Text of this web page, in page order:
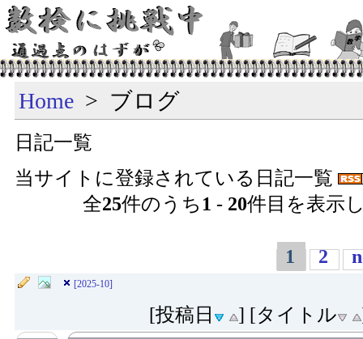
Home > ブログ
日記一覧
当サイトに登録されている日記一覧
全25件のうち 1 - 20件目を表示
1 2
[2025-10]
[投稿日 ] [タイトル